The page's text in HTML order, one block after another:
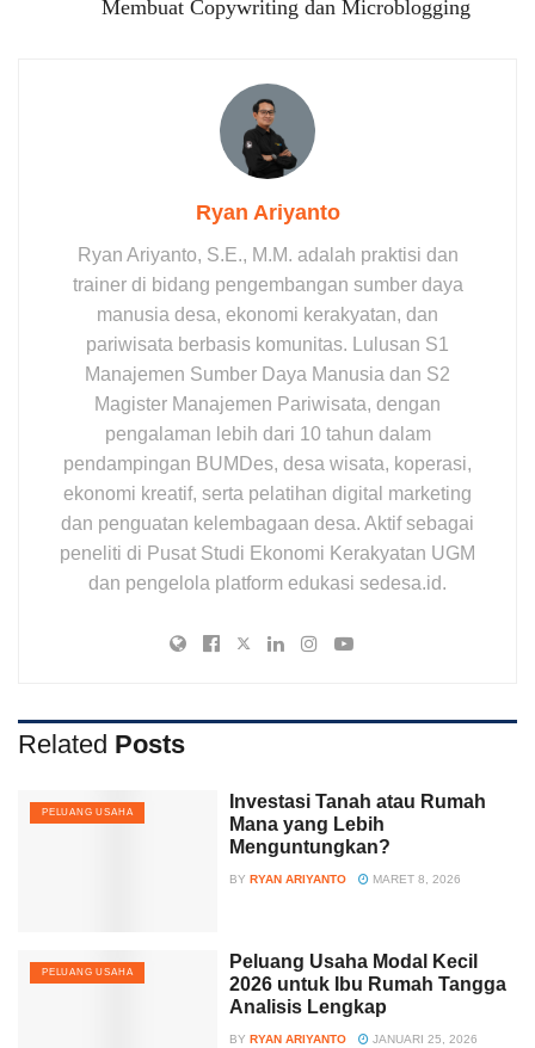
Membuat Copywriting dan Microblogging
Ryan Ariyanto
Ryan Ariyanto, S.E., M.M. adalah praktisi dan
trainer di bidang pengembangan sumber daya
manusia desa, ekonomi kerakyatan, dan
pariwisata berbasis komunitas. Lulusan S1
Manajemen Sumber Daya Manusia dan S2
Magister Manajemen Pariwisata, dengan
pengalaman lebih dari 10 tahun dalam
pendampingan BUMDes, desa wisata, koperasi,
ekonomi kreatif, serta pelatihan digital marketing
dan penguatan kelembagaan desa. Aktif sebagai
peneliti di Pusat Studi Ekonomi Kerakyatan UGM
dan pengelola platform edukasi sedesa.id.
Related Posts
PELUANG USAHA
Investasi Tanah atau Rumah
Mana yang Lebih
Menguntungkan?
BY RYAN ARIYANTO MARET 8, 2026
PELUANG USAHA
Peluang Usaha Modal Kecil
2026 untuk Ibu Rumah Tangga
Analisis Lengkap
BY RYAN ARIYANTO JANUARI 25, 2026